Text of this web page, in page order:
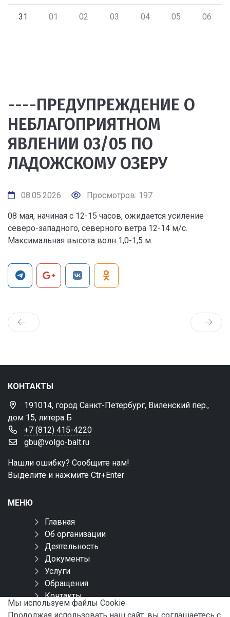
31 01 02 03 04 05 06
----ПРЕДУПРЕЖДЕНИЕ О
НЕБЛАГОПРИЯТНОМ
ЯВЛЕНИИ 03/05 ПО
ЛАДОЖСКОМУ ОЗЕРУ
08.05.2026 Просмотров: 197
08 мая, начиная с 12-15 часов, ожидается усиление
северо-западного, северного ветра 12-14 м/с.
Максимальная высота волн 1,0-1,5 м.
КОНТАКТЫ
191014, город Санкт-Петербург, Виленский пер.,
дом 15, литера Б
+7 (812) 415-4220
gbu@volgo-balt.ru
Нашли ошибку? Сообщите нам!
Выделите и нажмите Ctr+Enter
МЕНЮ
Главная
Об организации
Деятельность
Документы
Услуги
Обращения
Контакты
Карта сайта
Мы используем файлы Сookie